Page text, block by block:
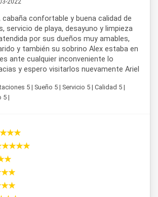
2022
cabaña confortable y buena calidad de
servicio de playa, desayuno y limpieza
por sus dueños muy amables,
y también su sobrino Alex estaba en
ante cualquier inconveniente lo
y espero visitarlos nuevamente Ariel
5 | Sueño 5 | Servicio 5 | Calidad 5 |
5 |